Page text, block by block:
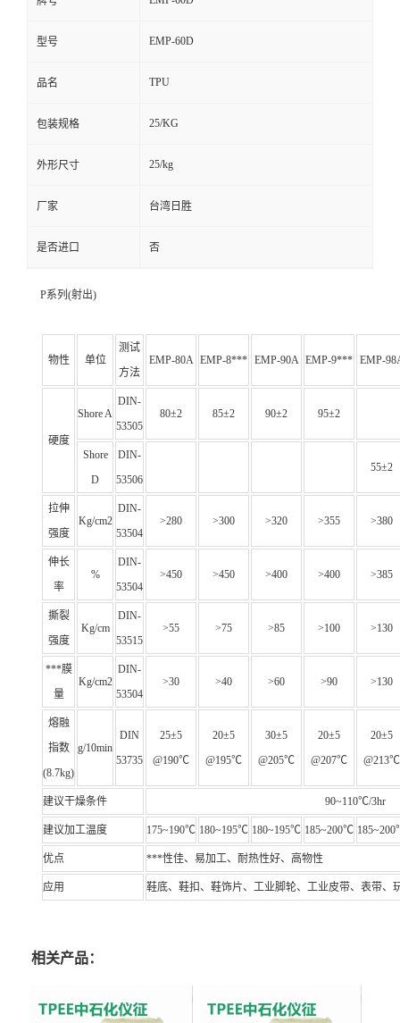
型号 EMP-60D
品名 TPU
包装规格 25/KG
外形尺寸 25/kg
厂家 台湾日胜
是否进口 否
P系列(射出)
物性 单位
测试
方法
EMP-80A EMP-8*** EMP-90A EMP-9*** EMP-
硬度
Shore A
DIN-
53505
80±2 85±2 90±2 95±2
Shore
D
DIN-
53506
55±2
拉伸
强度
Kg/cm2
DIN-
53504
>280 >300 >320 >355 >380
伸长
率
%
DIN-
53504
>450 >450 >400 >400 >385
撕裂
强度
Kg/cm
DIN-
53515
>55 >75 >85 >100 >130
***膜
量
Kg/cm2
DIN-
53504
>30 >40 >60 >90 >130
熔融
指数
(8.7kg)
g/10min
DIN
53735
25±5
@190℃
20±5
@195℃
30±5
@205℃
20±5
@207℃
20±5
@213℃
建议干燥条件 90~110℃/3hr
建议加工温度 175~190℃ 180~195℃ 180~195℃ 185~200℃
优点 ***性佳、易加工、耐热性好、高物性
应用 鞋底、鞋扣、鞋饰片、工业脚轮、工业皮带、表带、
相关产品：